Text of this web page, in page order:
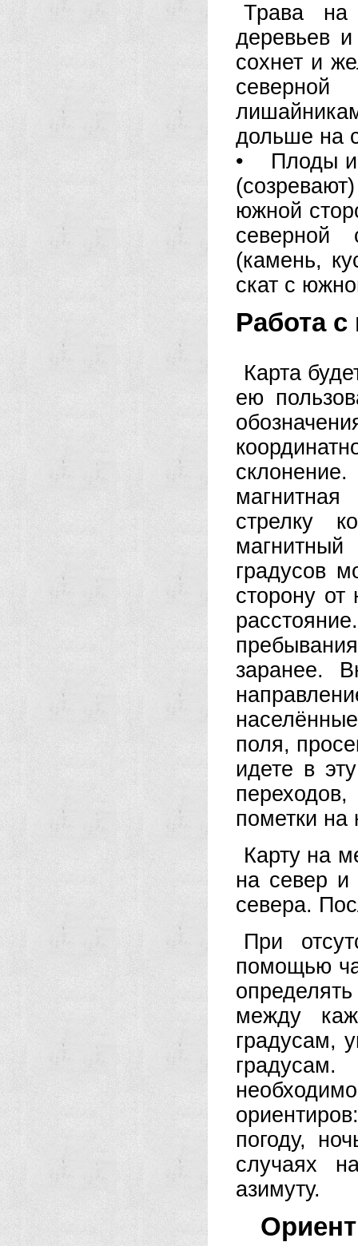
Трава на
деревьев
сохнет и
дольше на
• Плоды и
южной
северной
(камень,
скат с
Работа с
Карта
ею
стрелку
градусов
сторону от
заранее.
поля,
идете в
пометки на
Карту на
на север и
севера.
При
помощью
между
градусам,
погоду,
случаях
азимуту.